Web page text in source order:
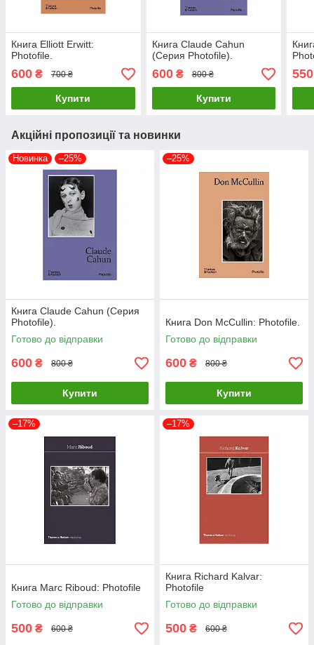
Книга Elliott Erwitt:
Photofile.
600 ₴ 700 ₴
Купити
Книга Claude Cahun
(Серия Photofile).
600₴ 800 ₴
Купити
550
Акційні пропозиції та новинки
Новинка –25%
Книга Claude Cahun (Серия
Photofile).
Готово до відправки
600 ₴ 800 ₴
Купити
–25%
Книга Don McCullin: Photofile.
Готово до відправки
600 ₴ 800 ₴
Купити
–17%
Книга Marc Riboud: Photofile
Готово до відправки
500 ₴ 600 ₴
–17%
Книга Richard Kalvar:
Photofile
Готово до відправки
500 ₴ 600 ₴